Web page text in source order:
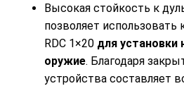
Высокая стойкость к
позволяет использовать
RDC 1×20 для установки
оружие. Благодаря
устройства составляет